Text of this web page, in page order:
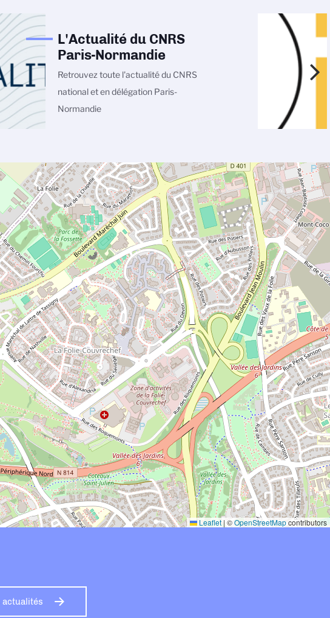
L'Actualité du CNRS
Paris-Normandie
Retrouvez toute l'actualité du CNRS
national et en délégation Paris-
Normandie
Leaflet | ©OpenStreetMapcontributors
actualités